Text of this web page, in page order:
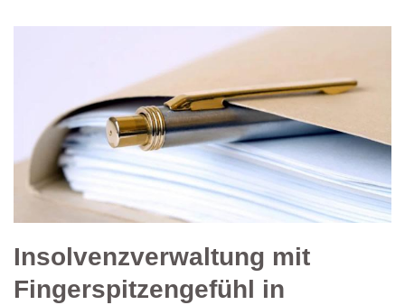
Insolvenzverwaltung mit
Fingerspitzengefühl in